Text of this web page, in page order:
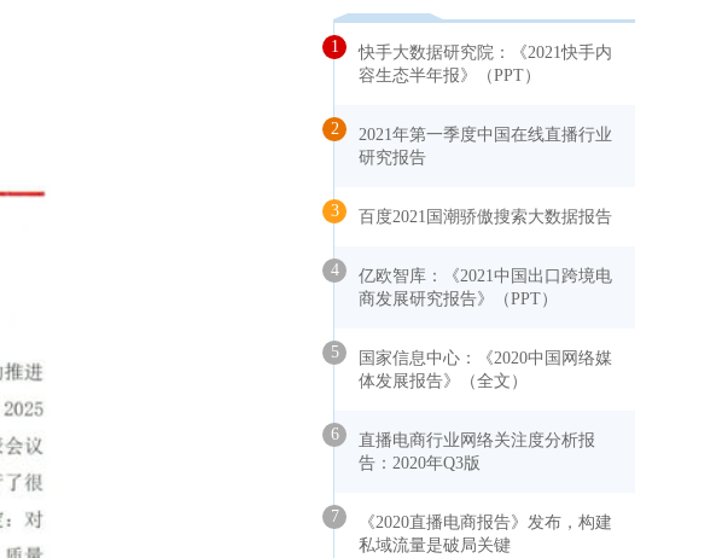
1
快手大数据研究院：《2021快手内
容生态半年报》（PPT）
2
2021年第一季度中国在线直播行业
研究报告
3 百度2021国潮骄傲搜索大数据报告
4
亿欧智库：《2021中国出口跨境电
商发展研究报告》（PPT）
5
国家信息中心：《2020中国网络媒
体发展报告》（全文）
6
直播电商行业网络关注度分析报
告：2020年Q3版
7
《2020直播电商报告》发布，构建
私域流量是破局关键